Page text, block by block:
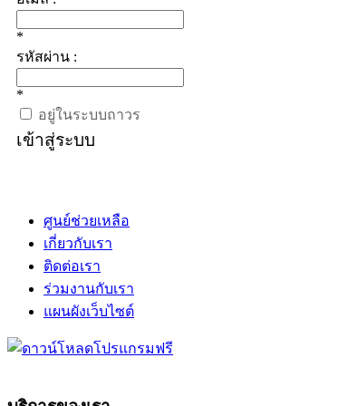
*
รหัสผ่าน :
*
อยู่ในระบบถาวร
เข้าสู่ระบบ
ศูนย์ช่วยเหลือ
เกี่ยวกับเรา
ติดต่อเรา
ร่วมงานกับเรา
แผนผังเว็บไซต์